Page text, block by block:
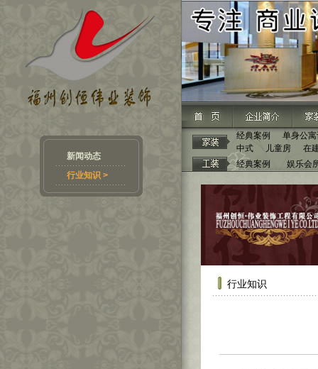
新闻动态
行业知识 >
经典案例
单身公
中式
儿童房
在
经典案例
娱乐会
行业知识